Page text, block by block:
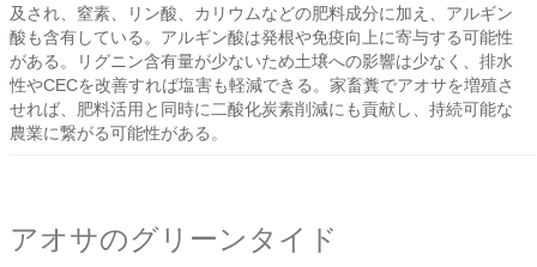
及され、窒素、リン酸、カリウムなどの肥料成分に加え、アルギン
酸も含有している。アルギン酸は発根や免疫向上に寄与する可能性
がある。リグニン含有量が少ないため土壌への影響は少なく、排水
性やCECを改善すれば塩害も軽減できる。家畜糞でアオサを増殖さ
せれば、肥料活用と同時に二酸化炭素削減にも貢献し、持続可能な
農業に繋がる可能性がある。
アオサのグリーンタイド